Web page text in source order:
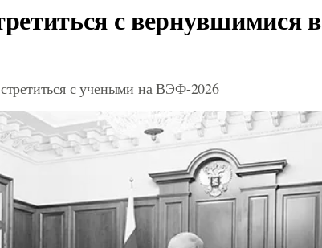
с вернувшимися в
с учеными на ВЭФ-2026